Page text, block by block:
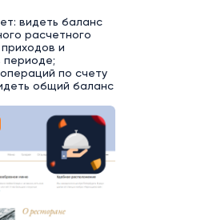
видеть баланс
расчетного
и
периоде;
по счету
общий баланс